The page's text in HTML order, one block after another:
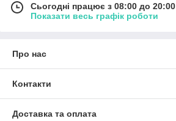
Сьогодні працює з 08:00 до 20:00
Показати весь графік роботи
Про нас
Контакти
Доставка та оплата